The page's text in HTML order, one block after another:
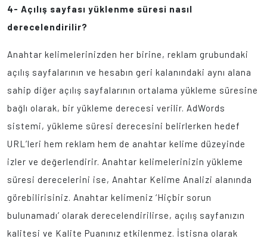
4- Açılış sayfası yüklenme süresi nasıl
derecelendirilir?
Anahtar kelimelerinizden her birine, reklam grubundaki
açılış sayfalarının ve hesabın geri kalanındaki aynı alana
sahip diğer açılış sayfalarının ortalama yükleme süresine
bağlı olarak, bir yükleme derecesi verilir. AdWords
sistemi, yükleme süresi derecesini belirlerken hedef
URL’leri hem reklam hem de anahtar kelime düzeyinde
izler ve değerlendirir. Anahtar kelimelerinizin yükleme
süresi derecelerini ise, Anahtar Kelime Analizi alanında
görebilirisiniz. Anahtar kelimeniz ‘Hiçbir sorun
bulunamadı’ olarak derecelendirilirse, açılış sayfanızın
kalitesi ve Kalite Puanınız etkilenmez. İstisna olarak